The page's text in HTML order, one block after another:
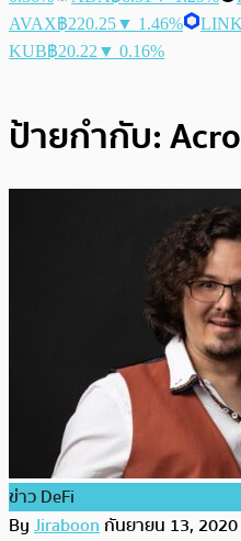
AVAX฿220.25▼ 1.46% LINK
KUB฿20.22 ▼ 0.16%
ป้ายกำกับ:
ข่าว DeFi
ByJiraboonกันยายน 13, 2020